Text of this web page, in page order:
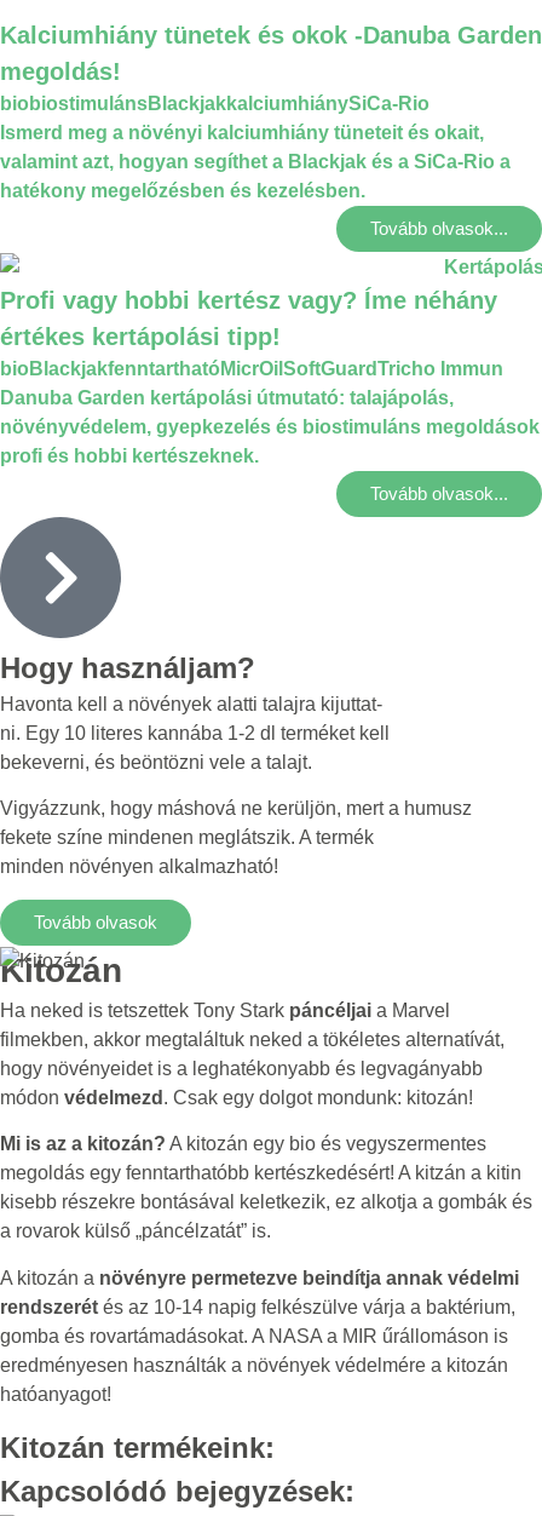
Kalciumhiány tünetek és okok -Danuba Garden
megoldás!
bio biostimulánsBlackjakkalciumhiánySiCa-Rio
Ismerd meg a növényi kalciumhiány tüneteit és okait,
valamint azt, hogyan segíthet a Blackjak és a SiCa-Rio a
hatékony megelőzésben és kezelésben.
Tovább olvasok...
Profi vagy hobbi kertész vagy? Íme néhány
értékes kertápolási tipp!
bio Blackjakfenntartható MicrOil SoftGuardTricho Immun
Danuba Garden kertápolási útmutató: talajápolás,
növényvédelem, gyepkezelés és biostimuláns megoldások
profi és hobbi kertészeknek.
Tovább olvasok...
Hogy használjam?
Havonta kell a növények alatti talajra kijuttat-
ni. Egy 10 literes kannába 1-2 dl terméket kell
bekeverni, és beöntözni vele a talajt.
Vigyázzunk, hogy máshová ne kerüljön, mert a humusz
fekete színe mindenen meglátszik. A termék
minden növényen alkalmazható!
Tovább olvasok
Kitozán
Ha neked is tetszettek Tony Stark páncéljai a Marvel
filmekben, akkor megtaláltuk neked a tökéletes alternatívát,
hogy növényeidet is a leghatékonyabb és legvagányabb
módon védelmezd . Csak egy dolgot mondunk: kitozán!
Mi is az a kitozán? A kitozán egy bio és vegyszermentes
megoldás egy fenntarthatóbb kertészkedésért! A kitzán a kitin
kisebb részekre bontásával keletkezik, ez alkotja a gombák és
a rovarok külső „páncélzatát” is.
A kitozán a növényre permetezve beindítja annak védelmi
rendszerét és az 10-14 napig felkészülve várja a baktérium,
gomba és rovartámadásokat. A NASA a MIR űrállomáson is
eredményesen használták a növények védelmére a kitozán
hatóanyagot!
Kitozán termékeink:
Kapcsolódó bejegyzések: